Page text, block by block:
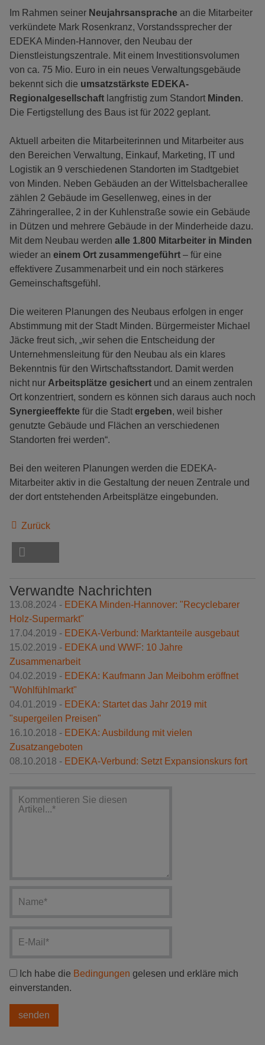
Im Rahmen seiner Neujahrsansprache an die Mitarbeiter
verkündete Mark Rosenkranz, Vorstandssprecher der
EDEKA Minden-Hannover, den Neubau der
Dienstleistungszentrale. Mit einem Investitionsvolumen
von ca. 75 Mio. Euro in ein neues Verwaltungsgebäude
bekennt sich die umsatzstärkste EDEKA-
Regionalgesellschaft langfristig zum Standort Minden.
Die Fertigstellung des Baus ist für 2022 geplant.
Aktuell arbeiten die Mitarbeiterinnen und Mitarbeiter aus
den Bereichen Verwaltung, Einkauf, Marketing, IT und
Logistik an 9 verschiedenen Standorten im Stadtgebiet
von Minden. Neben Gebäuden an der Wittelsbacherallee
zählen 2 Gebäude im Gesellenweg, eines in der
Zähringerallee, 2 in der Kuhlenstraße sowie ein Gebäude
in Dützen und mehrere Gebäude in der Minderheide dazu.
Mit dem Neubau werden alle 1.800 Mitarbeiter in Minden
wieder an einem Ort zusammengeführt – für eine
effektivere Zusammenarbeit und ein noch stärkeres
Gemeinschaftsgefühl.
Die weiteren Planungen des Neubaus erfolgen in enger
Abstimmung mit der Stadt Minden. Bürgermeister Michael
Jäcke freut sich, „wir sehen die Entscheidung der
Unternehmensleitung für den Neubau als ein klares
Bekenntnis für den Wirtschaftsstandort. Damit werden
nicht nur Arbeitsplätze gesichert und an einem zentralen
Ort konzentriert, sondern es können sich daraus auch noch
Synergieeffekte für die Stadt ergeben, weil bisher
genutzte Gebäude und Flächen an verschiedenen
Standorten frei werden“.
Bei den weiteren Planungen werden die EDEKA-
Mitarbeiter aktiv in die Gestaltung der neuen Zentrale und
der dort entstehenden Arbeitsplätze eingebunden.
Zurück
Verwandte Nachrichten
13.08.2024 - EDEKA Minden-Hannover: "Recyclebarer
Holz-Supermarkt"
17.04.2019 - EDEKA-Verbund: Marktanteile ausgebaut
15.02.2019 - EDEKA und WWF: 10 Jahre
Zusammenarbeit
04.02.2019 - EDEKA: Kaufmann Jan Meibohm eröffnet
"Wohlfühlmarkt"
04.01.2019 - EDEKA: Startet das Jahr 2019 mit
"supergeilen Preisen"
16.10.2018 - EDEKA: Ausbildung mit vielen
Zusatzangeboten
08.10.2018 - EDEKA-Verbund: Setzt Expansionskurs fort
Ich habe die Bedingungen gelesen und erkläre mich
einverstanden.